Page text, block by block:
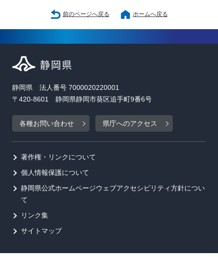
前のページへ戻る ホームへ戻る
静岡県 法人番号 7000020220001
〒420-8601 静岡県静岡市葵区追手町9番6号
各種お問い合わせ 県庁へのアクセス
著作権・リンクについて
個人情報保護について
静岡県公式ホームページウェブアクセシビリティ方針につい
て
リンク集
サイトマップ